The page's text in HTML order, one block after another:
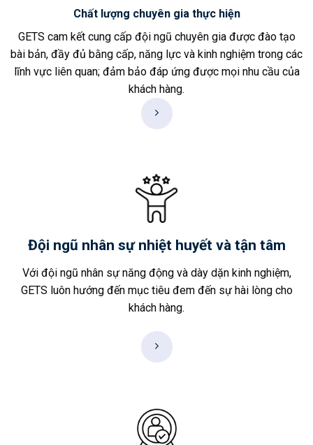
Chất lượng chuyên gia thực hiện
GETS cam kết cung cấp đội ngũ chuyên gia được đào tạo
bài bản, đầy đủ bằng cấp, năng lực và kinh nghiệm trong các
lĩnh vực liên quan; đảm bảo đáp ứng được mọi nhu cầu của
khách hàng.
Đội ngũ nhân sự nhiệt huyết và tận tâm
Với đội ngũ nhân sự năng động và dày dặn kinh nghiệm,
GETS luôn hướng đến mục tiêu đem đến sự hài lòng cho
khách hàng.